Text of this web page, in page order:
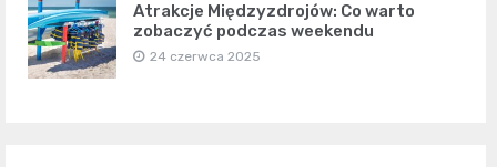
Atrakcje Międzyzdrojów: Co warto
zobaczyć podczas weekendu
24 czerwca 2025